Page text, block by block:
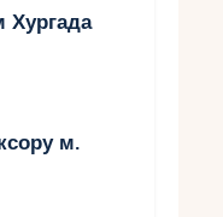
Хургада
м.